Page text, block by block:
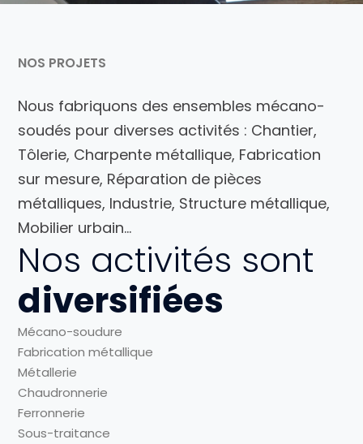
NOS PROJETS
Nous fabriquons des ensembles mécano-
soudés pour diverses activités : Chantier,
Tôlerie, Charpente métallique, Fabrication
sur mesure, Réparation de pièces
métalliques, Industrie, Structure métallique,
Mobilier urbain…
Nos activités sont
diversifiées
Mécano-soudure
Fabrication métallique
Métallerie
Chaudronnerie
Ferronnerie
Sous-traitance